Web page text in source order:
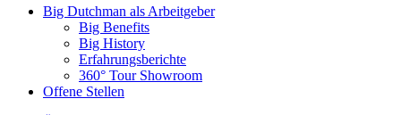
Big Dutchman als Arbeitgeber
Big Benefits
Big History
Erfahrungsberichte
360° Tour Showroom
Offene Stellen